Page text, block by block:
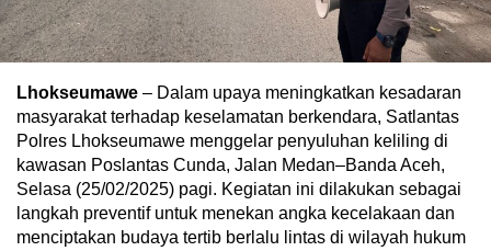
Lhokseumawe – Dalam upaya meningkatkan kesadaran
masyarakat terhadap keselamatan berkendara, Satlantas
Polres Lhokseumawe menggelar penyuluhan keliling di
kawasan Poslantas Cunda, Jalan Medan–Banda Aceh,
Selasa (25/02/2025) pagi. Kegiatan ini dilakukan sebagai
langkah preventif untuk menekan angka kecelakaan dan
menciptakan budaya tertib berlalu lintas di wilayah hukum